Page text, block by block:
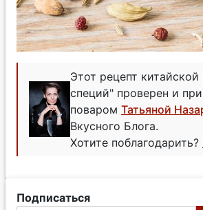
Этот рецепт
специй" проверен и
поваром Татьяной
Вкусного Блога.
Хотите поблагодарить?
Подписаться